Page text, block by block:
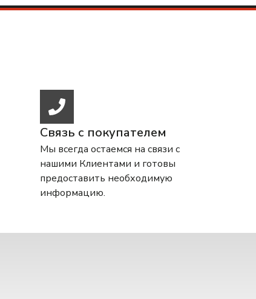
Связь с покупателем
Мы всегда остаемся на связи с
нашими Клиентами и готовы
предоставить необходимую
информацию.